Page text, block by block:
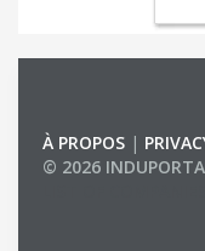
À PROPOS |
© 2026